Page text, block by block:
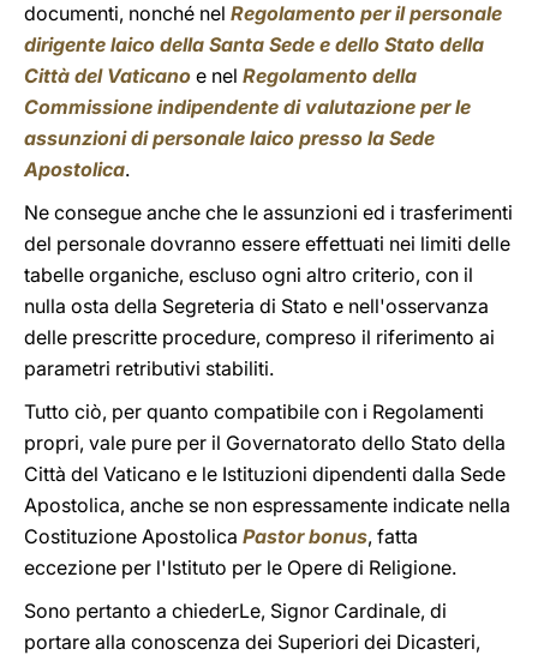
documenti, nonché nel Regolamento per il personale
dirigente laico della Santa Sede e dello Stato della
Città del Vaticano e nel Regolamento della
Commissione indipendente di valutazione per le
assunzioni di personale laico presso la Sede
Apostolica.
Ne consegue anche che le assunzioni ed i trasferimenti
del personale dovranno essere effettuati nei limiti delle
tabelle organiche, escluso ogni altro criterio, con il
nulla osta della Segreteria di Stato e nell'osservanza
delle prescritte procedure, compreso il riferimento ai
parametri retributivi stabiliti.
Tutto ciò, per quanto compatibile con i Regolamenti
propri, vale pure per il Governatorato dello Stato della
Città del Vaticano e le Istituzioni dipendenti dalla Sede
Apostolica, anche se non espressamente indicate nella
Costituzione Apostolica Pastor bonus, fatta
eccezione per l'Istituto per le Opere di Religione.
Sono pertanto a chiederLe, Signor Cardinale, di
portare alla conoscenza dei Superiori dei Dicasteri,